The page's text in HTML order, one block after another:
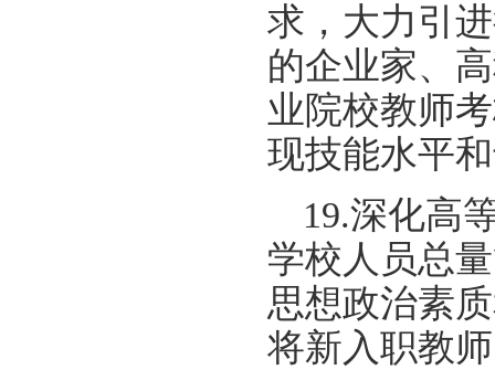
求，大力引
的企业家、
业院校教师
现技能水平
19.深化高
学校人员总
思想政治素
将新入职教